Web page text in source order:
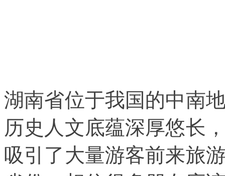
湖南省位于我国的中南
历史人文底蕴深厚悠长
吸引了大量游客前来旅